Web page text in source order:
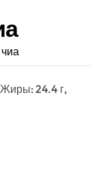
Жиры: 24.4 г,